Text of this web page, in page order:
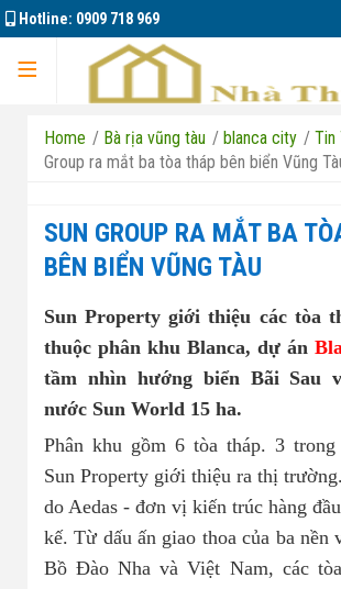
Hotline: 0909 718 969
Trang chủ
Dự án
Marine City
Đông Tăng Long
Căn hộ La Pura
Nhà đất bán 01
Nhà đất bán 02
Nhà đất bán 03
Home / Bà rịa vũng tàu / blanca city / Tin
Group ra mắt ba tòa tháp bên biển Vũng
SUN GROUP RA MẮT BA
BÊN BIỂN VŨNG TÀU
Sun Property giới thiệu các tòa
thuộc phân khu Blanca, dự án
tầm nhìn hướng biển Bãi Sau
nước Sun World 15 ha.
Phân khu gồm 6 tòa tháp. 3
Sun Property giới thiệu ra thị
do Aedas - đơn vị kiến trúc hàng
kế. Từ dấu ấn giao thoa của ba nền
Bồ Đào Nha và Việt Nam, các